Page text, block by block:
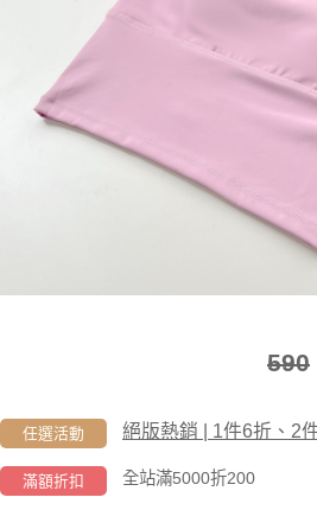
590
任選活動 絕版熱銷 | 1件6折、2
滿額折扣 全站滿5000折200